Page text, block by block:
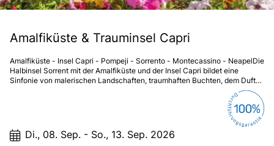
Amalfiküste & Trauminsel Capri
Amalfiküste - Insel Capri - Pompeji - Sorrento - Montecassino - NeapelDie
Halbinsel Sorrent mit der Amalfiküste und der Insel Capri bildet eine
Sinfonie von malerischen Landschaften, traumhaften Buchten, dem Duft
Di., 08. Sep. - So., 13. Sep. 2026